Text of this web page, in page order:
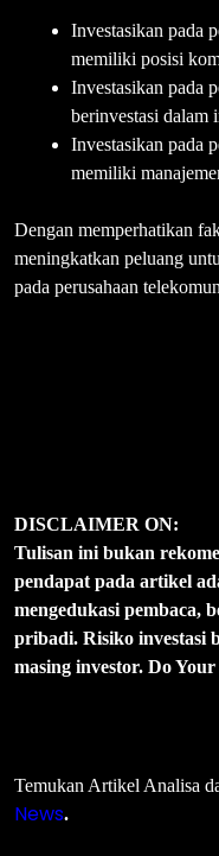
Investasikan pada
memiliki posisi
Investasikan pada
berinvestasi dalam
Investasikan pada
memiliki
Dengan memperhatikan
meningkatkan peluang
pada perusahaan
DISCLAIMER ON:
Tulisan ini bukan
pendapat pada artikel
mengedukasi pembaca,
pribadi. Risiko investasi
masing investor. Do
Temukan Artikel Analisa
News.